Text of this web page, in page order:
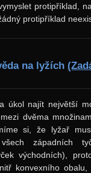
protipříklad,
protipříklad
na lyžích
úkol najít největší
dvěma
si, že lyžař
všech západních
východních),
konvexního